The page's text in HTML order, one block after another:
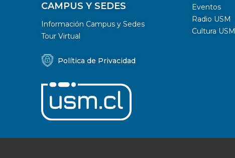
CAMPUS Y SEDES
Información Campus y Sedes
Tour Virtual
Política de Privacidad
Eventos
Radio USM
Cultura USM